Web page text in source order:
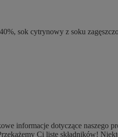
sok cytrynowy z soku
informacje dotyczące naszego
Ci listę składników!